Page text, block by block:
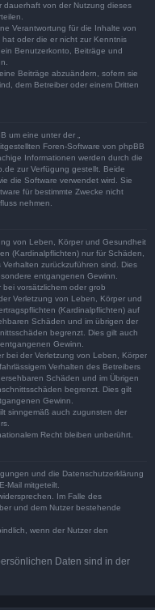
dauerhaft von der Nutzung dieses
Verantwortung für die Inhalte von
oder die er nicht zur Kenntnis
Benutzerkonto, Beiträge und
Beiträge abzuändern, sofern sie
dem Betreiber oder einem Dritten
um eine unter der „
Foren-Software von phpBB
Informationen werden durch die
zur Verfügung gestellt. Beide
die Software verwendet wird. Sie
für bestimmte Zwecke nicht
nehmen.
von Leben, Körper und Gesundheit
(Kardinalpflichten) nur für Schäden,
zurückzuführen sind. Dies
entgangenen Gewinn.
vorsätzlichem oder grob
Verletzung von Leben, Körper und
(Kardinalpflichten) auf
Schäden und im übrigen der
begrenzt. Dies gilt auch
Gewinn.
bei der Verletzung von Leben, Körper
Verhalten des Betreibers
Schäden und im Übrigen
begrenzt. Dies gilt
Gewinn.
sinngemäß auch zugunsten der
Recht bleiben unberührt.
und die Datenschutzerklärung
Mail mitgeteilt.
Im Falle des
und dem Nutzer bestehende
wenn der Nutzer den
Daten sind in der